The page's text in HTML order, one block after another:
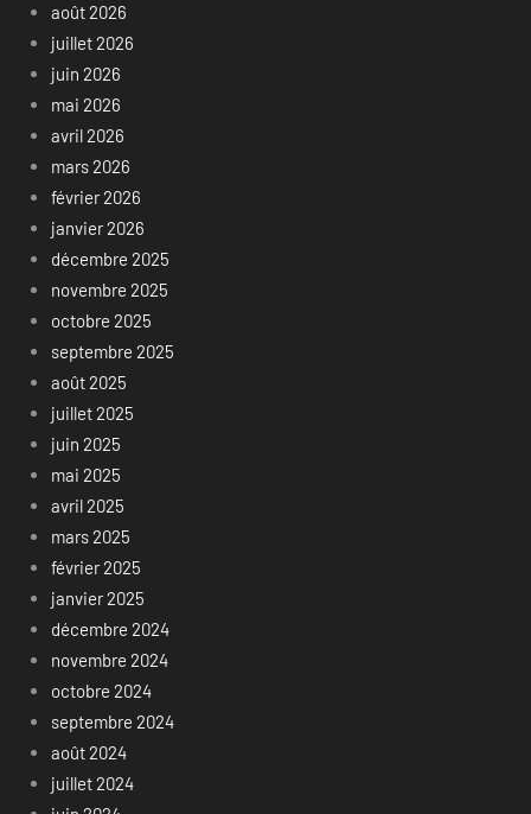
août 2026
juillet 2026
juin 2026
mai 2026
avril 2026
mars 2026
février 2026
janvier 2026
décembre 2025
novembre 2025
octobre 2025
septembre 2025
août 2025
juillet 2025
juin 2025
mai 2025
avril 2025
mars 2025
février 2025
janvier 2025
décembre 2024
novembre 2024
octobre 2024
septembre 2024
août 2024
juillet 2024